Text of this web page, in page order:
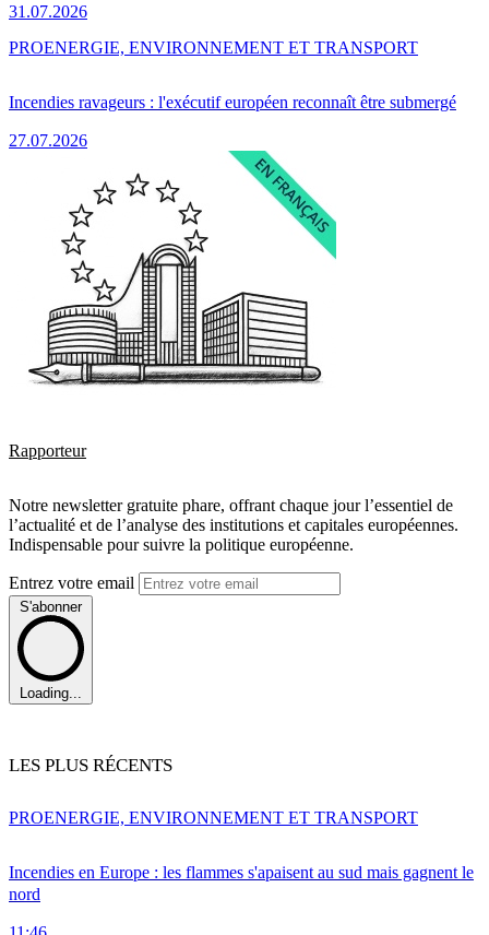
31.07.2026
Incendies ravageurs : l'exécutif européen reconnaît être submergé
27.07.2026
PROENERGIE, ENVIRONNEMENT ET TRANSPORT
Rapporteur
Notre newsletter gratuite phare, offrant chaque jour l’essentiel de
l’actualité et de l’analyse des institutions et capitales européennes.
Indispensable pour suivre la politique européenne.
Entrez votre email
S'abonner
Loading...
LES PLUS RÉCENTS
Incendies en Europe : les flammes s'apaisent au sud mais gagnent le
nord
PROENERGIE, ENVIRONNEMENT ET TRANSPORT